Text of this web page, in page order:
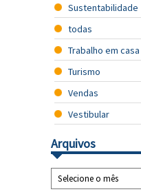
Sustentabilidade
todas
Trabalho em casa
Turismo
Vendas
Vestibular
Arquivos